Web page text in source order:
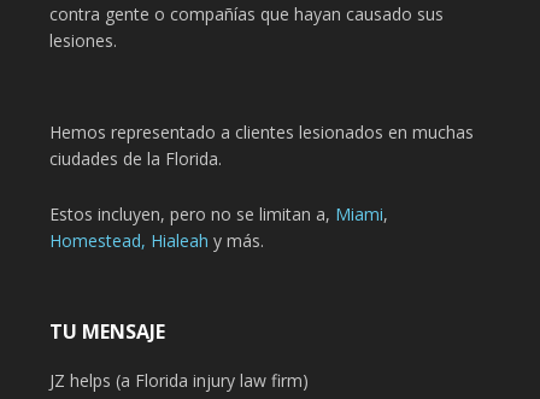
contra gente o compañías que hayan causado sus
lesiones.
Hemos representado a clientes lesionados en muchas
ciudades de la Florida.
Estos incluyen, pero no se limitan a, Miami,
Homestead, Hialeah y más.
TU MENSAJE
JZ helps (a Florida injury law firm)